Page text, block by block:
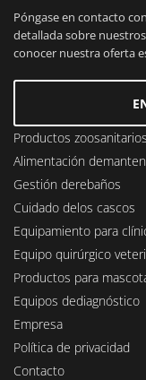
Póngase en contacto
detallada sobre
conocer nuestra oferta
Productos zoosanitarios
Alimentación
Gestión derebaños
Cuidado delos cascos
Equipamiento para
Equipo quirúrgico
Productos para
Equipos dediagnóstico
Empresa
Política de privacidad
Contacto